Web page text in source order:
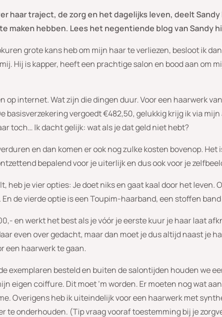
haar traject, de zorg en het dagelijks leven, deelt
maken hebben. Lees het negentiende blog van Sandy
grote kans heb om mijn haar te verliezen, besloot ik
Hij is kapper, heeft een prachtige salon en bood aan om
op internet. Wat zijn die dingen duur. Voor een haarwerk
basisverzekering vergoedt €482,50, gelukkig krijg ik via
toch… Ik dacht gelijk: wat als je dat geld niet hebt?
en dan komen er ook nog zulke kosten bovenop.
bepalend voor je uiterlijk en dus ook voor je
heb je vier opties: Je doet niks en gaat kaal door het leven.
de vierde optie is een Toupim-haarband, een stoffen
en werkt het best als je vóór je eerste kuur je haar laat
even over gedacht, maar dan moet je dus altijd naast je
een haarwerk te gaan.
exemplaren besteld en buiten de salontijden houden we
eigen coiffure. Dit moet ‘m worden. Er moeten nog wat
Overigens heb ik uiteindelijk voor een haarwerk met
te onderhouden. (Tip vraag vooraf toestemming bij je